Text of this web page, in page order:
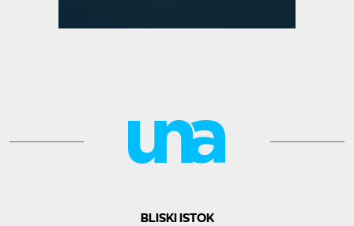
BLISKI ISTOK